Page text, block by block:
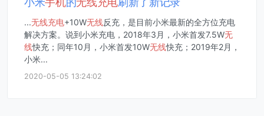
...无线充电+10W无线反充，是目前小米最新的全方位充电
解决方案。说到小米充电，2018年3月，小米首发7.5W无
线快充；同年10月，小米首发10W无线快充；2019年2月，
小米...
2020-05-05 13:24:02